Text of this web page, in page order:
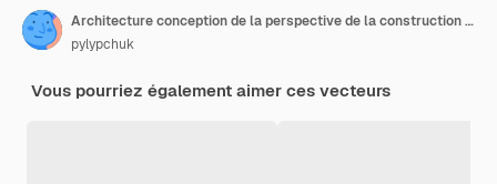
Architecture conception de la perspective de la construction du bâtiment abstract dessin de ligne de bâtiment urbain moderne
pylypchuk
Vous pourriez également aimer ces vecteurs